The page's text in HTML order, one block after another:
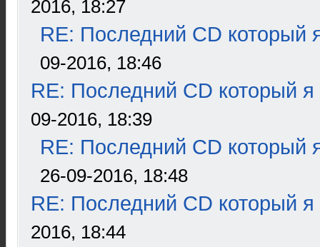
2016, 18:27
RE: Последний CD который
09-2016, 18:46
RE: Последний CD который я
09-2016, 18:39
RE: Последний CD который
26-09-2016, 18:48
RE: Последний CD который я
2016, 18:44